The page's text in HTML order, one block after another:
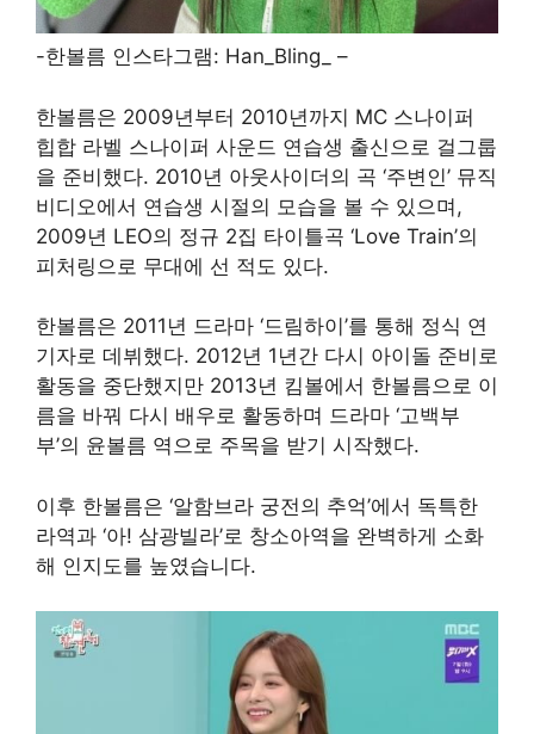
-한볼름 인스타그램: Han_Bling_ –
한볼름은 2009년부터 2010년까지 MC 스나이퍼
힙합 라벨 스나이퍼 사운드 연습생 출신으로 걸그룹
을 준비했다. 2010년 아웃사이더의 곡 ‘주변인’ 뮤직
비디오에서 연습생 시절의 모습을 볼 수 있으며,
2009년 LEO의 정규 2집 타이틀곡 ‘Love Train’의
피처링으로 무대에 선 적도 있다.
한볼름은 2011년 드라마 ‘드림하이’를 통해 정식 연
기자로 데뷔했다. 2012년 1년간 다시 아이돌 준비로
활동을 중단했지만 2013년 킴볼에서 한볼름으로 이
름을 바꿔 다시 배우로 활동하며 드라마 ‘고백부
부’의 윤볼름 역으로 주목을 받기 시작했다.
이후 한볼름은 ‘알함브라 궁전의 추억’에서 독특한
라역과 ‘아! 삼광빌라’로 창소아역을 완벽하게 소화
해 인지도를 높였습니다.